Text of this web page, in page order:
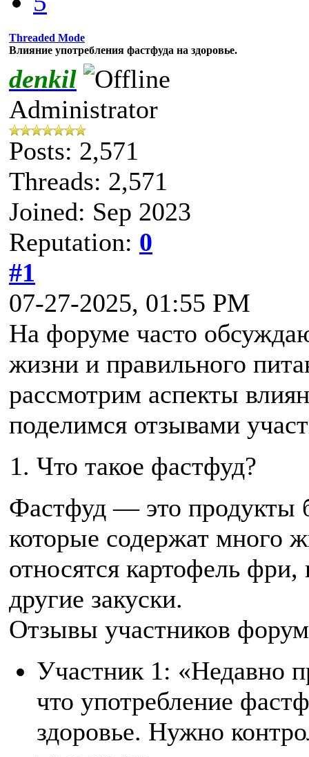
Threaded Mode
Влияние употребления фастфуда на здоровье.
denkil
Administrator
Posts: 2,571
Threads: 2,571
Joined: Sep 2023
Reputation: 0
#1
07-27-2025, 01:55 PM
На форуме часто
жизни и правильного
рассмотрим аспекты
поделимся отзывами
Что такое фастфуд?
Фастфуд — это продукты
которые содержат много
относятся картофель
другие закуски.
Отзывы участников
Участник 1: «Недавно
что употребление
здоровье. Нужно